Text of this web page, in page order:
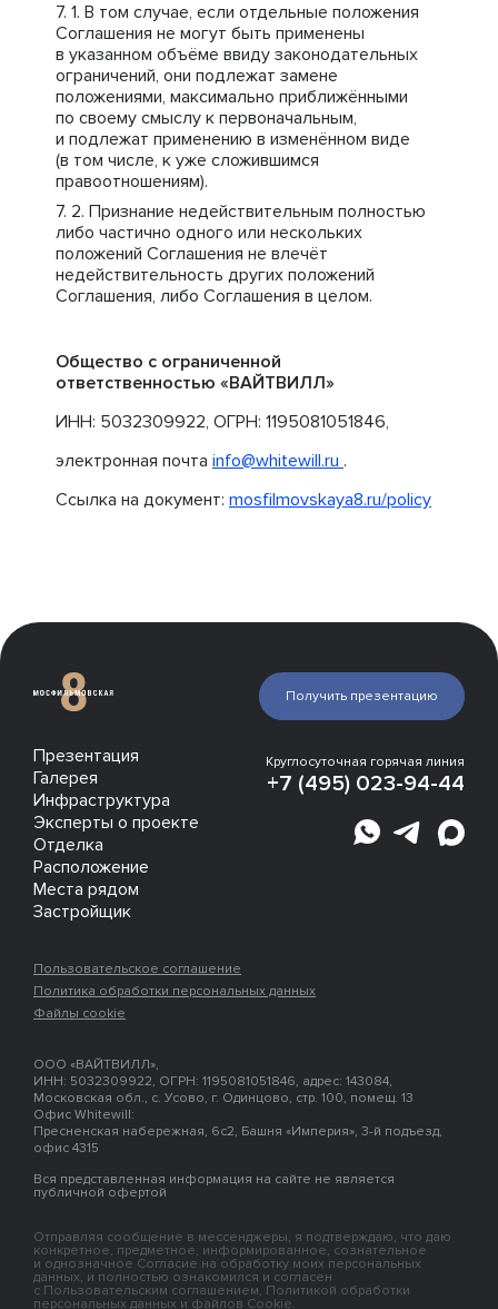
В том случае, если отдельные положения
Соглашения не могут быть применены
в указанном объёме ввиду законодательных
ограничений, они подлежат замене
положениями, максимально приближёнными
по своему смыслу к первоначальным,
и подлежат применению в изменённом виде
(в том числе, к уже сложившимся
правоотношениям).
Признание недействительным полностью
либо частично одного или нескольких
положений Соглашения не влечёт
недействительность других положений
Соглашения, либо Соглашения в целом.
Общество с ограниченной
ответственностью «ВАЙТВИЛЛ»
ИНН: 5032309922, ОГРН: 1195081051846,
электронная почта info@whitewill.ru .
Ссылка на документ: mosfilmovskaya8.ru/policy
Презентация
Галерея
Инфраструктура
Эксперты о проекте
Отделка
Расположение
Места рядом
Застройщик
Круглосуточная горячая линия
+7 (495) 023-94-44
Получить презентацию
Пользовательское соглашение
Политика обработки персональных данных
Файлы cookie
ООО «ВАЙТВИЛЛ»,
ИНН: 5032309922, ОГРН: 1195081051846, адрес: 143084,
Московская обл., с. Усово, г. Одинцово, стр. 100, помещ. 13
Офис Whitewill:
Пресненская набережная, 6с2, Башня «Империя», 3-й подъезд,
офис 4315
Вся представленная информация на сайте не является
публичной офертой
Отправляя сообщение в мессенджеры, я подтверждаю, что даю
конкретное, предметное, информированное, сознательное
и однозначное Согласие на обработку моих персональных
данных, и полностью ознакомился и согласен
с Пользовательским соглашением, Политикой обработки
персональных данных и файлов Cookie.